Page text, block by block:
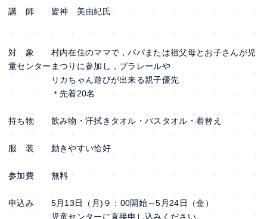
講 師 皆神 美由紀氏
対 象 村内在住のママで，パパまたは祖父母とお子さんが児
童センターまつりに参加し，プラレールや
リカちゃん遊びが出来る親子優先
＊先着20名
持ち物 飲み物・汗拭きタオル・バスタオル・着替え
服 装 動きやすい恰好
参加費 無料
申込み 5月13日（月)９：00開始～5月24日（金）
児童センターに直接申し込みください。